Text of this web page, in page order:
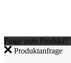
Frage zum Produkt?
Produktanfrage